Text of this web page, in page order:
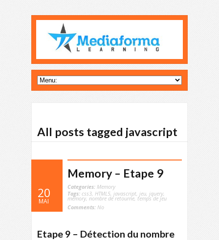
All posts tagged javascript
20
MAI
Memory – Etape 9
Categories: Memory
Tags: css3, HTML5, javascript, jeu, jquery,
memory, nombre de retourne,temps de jeu
Comments: No
Etape 9 – Détection du nombre